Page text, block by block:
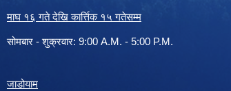
माघ १६ गते देखि कार्त्तिक १५ गतेसम्म
सोमबार - शुक्रवार: 9:00 A.M. - 5:00 P.M.
जाडोयाम